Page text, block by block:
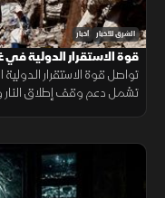
الشرق للأخبار أخبار
قوة الاستقرار الدولية
تواصل قوة الاستقرار
تشمل دعم وقف إطلاق النار